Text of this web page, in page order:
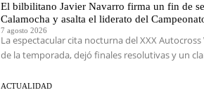
El bilbilitano Javier Navarro firma un fin de
Calamocha y asalta el liderato del
7 agosto 2026
La espectacular cita nocturna del XXX
de la temporada, dejó finales resolutivas y un
ACTUALIDAD